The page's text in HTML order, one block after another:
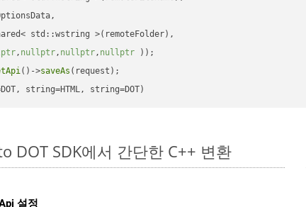
std::wstring >(remoteFolder),
, nullptr, nullptr, nullptr ))
()->saveAs (request);
string=HTML, string=DOT)
DOT SDK에서 간단한 C++ 변환
설정